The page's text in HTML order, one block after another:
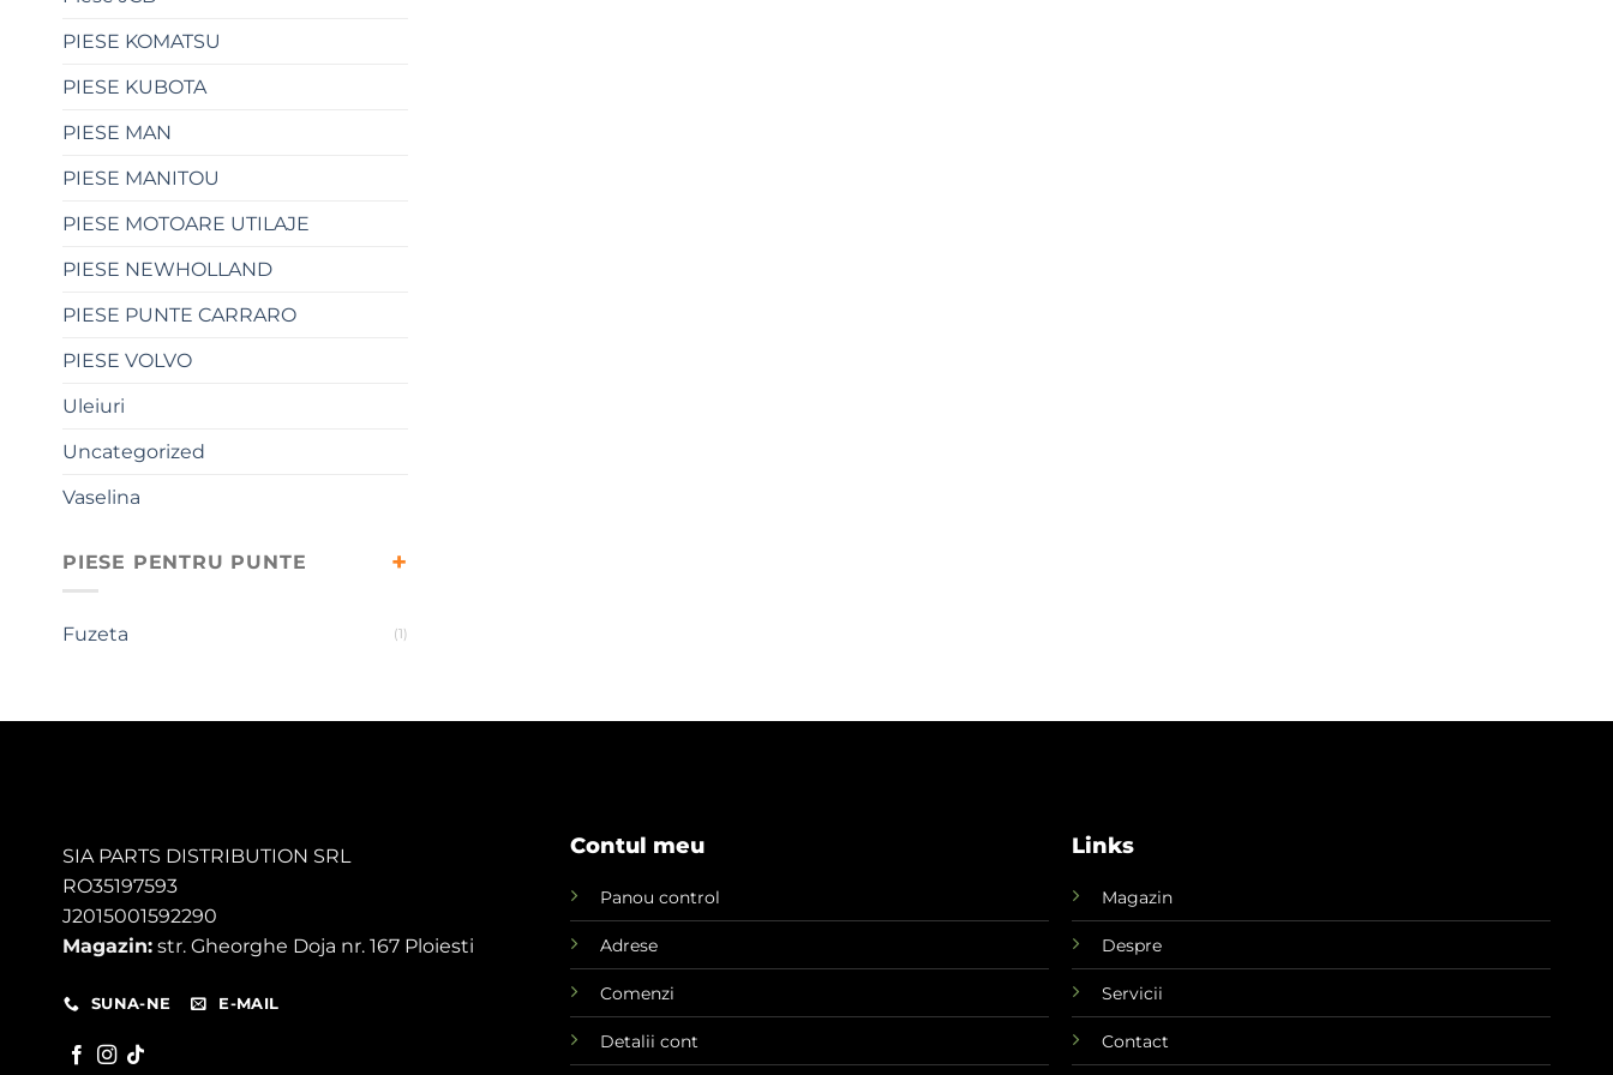
PIESE KOMATSU
PIESE KUBOTA
PIESE MAN
PIESE MANITOU
PIESE MOTOARE UTILAJE
PIESE NEWHOLLAND
PIESE PUNTE CARRARO
PIESE VOLVO
Uleiuri
Uncategorized
Vaselina
PIESE PENTRU PUNTE
Fuzeta (1)
SIA PARTS DISTRIBUTION SRL
RO35197593
J2015001592290
Magazin: str. Gheorghe Doja nr. 167 Ploiesti
SUNA-NE E-MAIL
Contul meu
Panou control
Adrese
Comenzi
Detalii cont
Links
Magazin
Despre
Servicii
Contact